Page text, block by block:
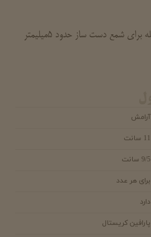
اندازه استاندارد فیتیله برای شمع دست ساز حدود 5میلیمتر
آرامش
11 سانت
9/5 سانت
برای هر عدد
دارد
پارافین کریستال